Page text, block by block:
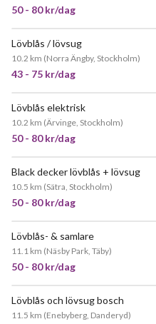
50 - 80 kr/dag
Lövblås / lövsug
10.2 km (Norra Ängby, Stockholm)
43 - 75 kr/dag
Lövblås elektrisk
10.2 km (Ärvinge, Stockholm)
50 - 80 kr/dag
Black decker lövblås + lövsug
10.5 km (Sätra, Stockholm)
50 - 80 kr/dag
Lövblås- & samlare
11.1 km (Näsby Park, Täby)
50 - 80 kr/dag
Lövblås och lövsug bosch
11.5 km (Enebyberg, Danderyd)